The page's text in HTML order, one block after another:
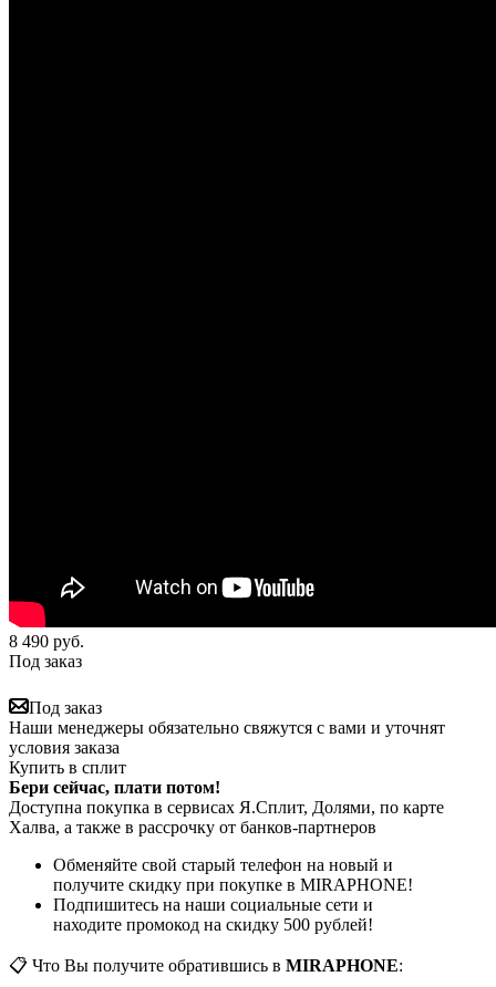
8 490 руб.
Под заказ
Под заказ
Наши менеджеры обязательно свяжутся с вами и уточнят
условия заказа
Купить в сплит
Бери сейчас, плати потом!
Доступна покупка в сервисах Я.Сплит, Долями, по карте
Халва, а также в рассрочку от банков-партнеров
Обменяйте свой старый телефон на новый и
получите скидку при покупке в MIRAPHONE!
Подпишитесь на наши социальные сети и
находите промокод на скидку 500 рублей!
📋 Что Вы получите обратившись в MIRAPHONE: